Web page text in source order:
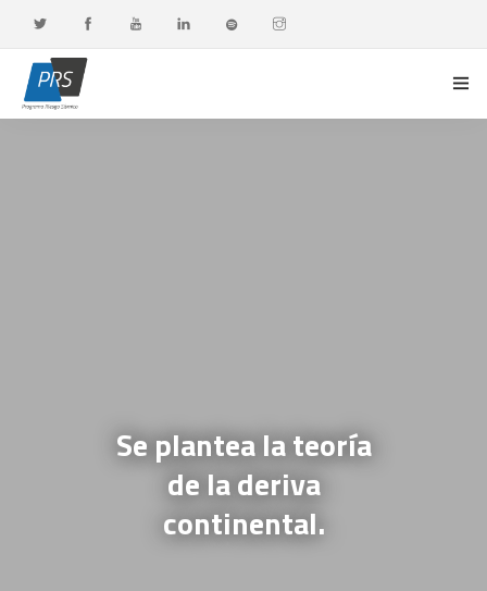
Se plantea la teoría
de la deriva
continental.